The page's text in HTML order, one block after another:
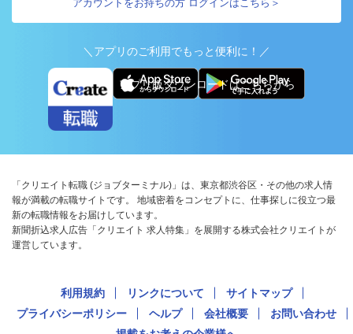
アカウントをお持ちの方 ログインはこちら＞
＼アプリのご利用でもっと便利に！／
アプリ版ダウンロードはこちらから
「クリエイト転職 (ジョブターミナル)」は、東京都渋谷区・その他の求人情
報が満載の転職サイトです。 地域密着をコンセプトに、仕事探しに役立つ最
新の転職情報をお届けしています。
新聞折込求人広告「クリエイト 求人特集」を展開する株式会社クリエイトが
運営しています。
利用規約 リンクについて
サイトマップ
プライバシーポリシー
ヘルプ 会社概要
お問い合わせ